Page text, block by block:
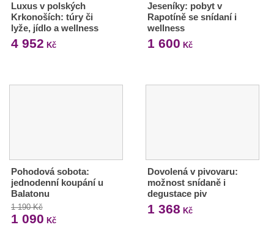
Luxus v polských
Krkonoších: túry či
lyže, jídlo a wellness
4 952 Kč
Jeseníky: pobyt v
Rapotíně se snídaní i
wellness
1 600 Kč
Pohodová sobota:
jednodenní koupání u
Balatonu
1 190 Kč
1 090 Kč
Dovolená v pivovaru:
možnost snídaně i
degustace piv
1 368 Kč